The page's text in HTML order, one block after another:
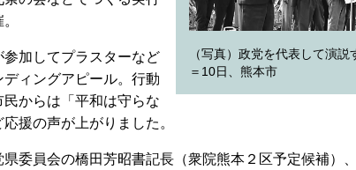
（写真）政党を代表して演
＝10日、熊本市
加してプラスターなど
ディングアピール。行動
民からは「平和は守らな
援の声が上がりました。
委員会の橋田芳昭書記長（衆院熊本２区予定候補）